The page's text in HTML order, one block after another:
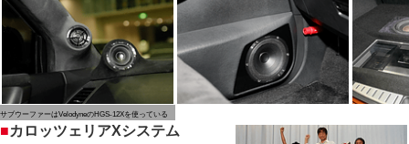
サブウーファーはVelodyneのHGS-12Xを使っている
■カロッツェリアXシステム